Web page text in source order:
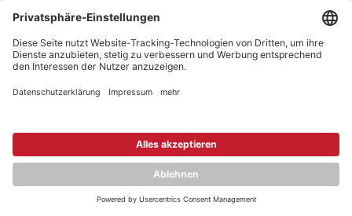
Copyright © 2026 ZENEC
Datenschutz,Privacy policy
YouTube,
Dokumente zur Produktkonformität